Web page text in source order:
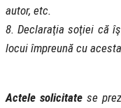
autor, etc.
8. Declaraţia soţiei că
locui împreună cu
Actele solicitate se